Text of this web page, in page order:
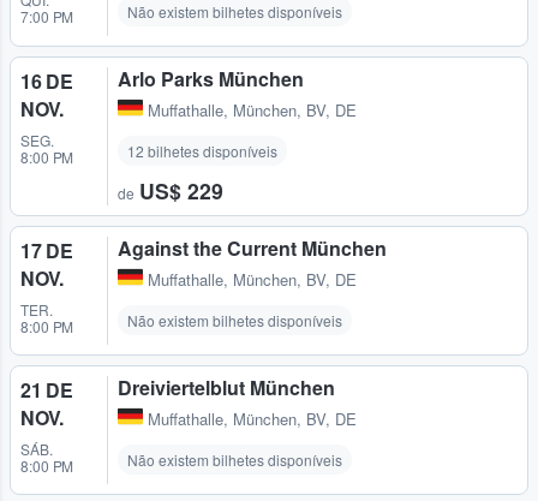
7:00 PM
Não existem bilhetes disponíveis
16 DE
NOV.
SEG.
8:00 PM
Arlo Parks München
Muffathalle, München, BV, DE
12 bilhetes disponíveis
de US$ 229
17 DE
NOV.
TER.
8:00 PM
Against the Current München
Muffathalle, München, BV, DE
Não existem bilhetes disponíveis
21 DE
NOV.
SÁB.
8:00 PM
Dreiviertelblut München
Muffathalle, München, BV, DE
Não existem bilhetes disponíveis